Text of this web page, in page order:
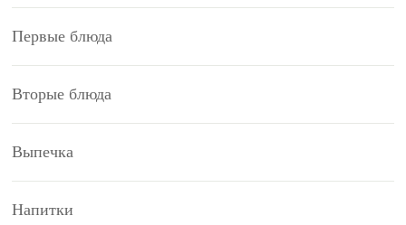
Первые блюда
Вторые блюда
Выпечка
Напитки